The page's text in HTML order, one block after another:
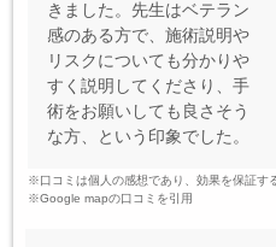
きました。先生はベテラン
感のある方で、施術説明や
リスクについても分かりや
すく説明してくださり、手
術をお願いしても良さそう
な方、という印象でした。
※口コミは個人の感想であり、効果を保証す
※Google mapの口コミを引用